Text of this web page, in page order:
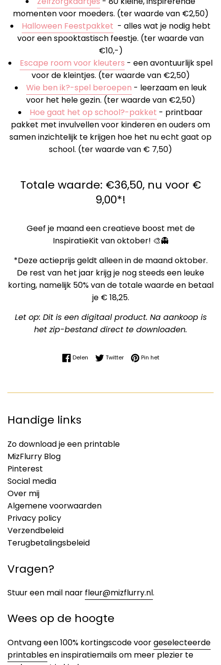
momenten voor moeders. (ter waarde van €2,50)
Halloween Feestpakket - alles wat je nodig hebt
voor een spooktastisch feestje. (ter waarde van
€10,-)
Escape room voor kleuters - een avontuurlijk spel
voor de kleintjes. (ter waarde van €2,50)
Wie ben ik?-spel beroepen - leerzaam en leuk
voor het hele gezin. (ter waarde van €2,50)
Hoe gaat het op school?-pakket - printbaar
pakket met invulvellen voor kinderen en ouders om
samen inzichtelijk te krijgen hoe het nu echt gaat op
school. (ter waarde van € 7,50)
Totale waarde: €36,50, nu voor €
9,00*!
Geef je maand een creatieve boost met de
InspiratieKit van oktober! 🎨👻
*Deze actieprijs geldt alleen in de maand oktober.
De rest van het jaar krijg je nog steeds een leuke
korting, namelijk 50% van de totale waarde en betaal
je € 18,25.
Let op: Dit is een digitaal product. Na aankoop is
het zip-bestand direct te downloaden.
DelenDelen op Facebook
TwitterTwitteren op Twitter
Pin hetPinnen op Pinterest
Handige links
Zo download je een printable
MizFlurry Blog
Pinterest
Social media
Over mij
Algemene voorwaarden
Privacy policy
Verzendbeleid
Terugbetalingsbeleid
Vragen?
Stuur een mail naar fleur@mizflurry.nl.
Wees op de hoogte
Ontvang een 100% kortingscode voorgeselecteerde
printablesen inspiratiemails om meer plezier te